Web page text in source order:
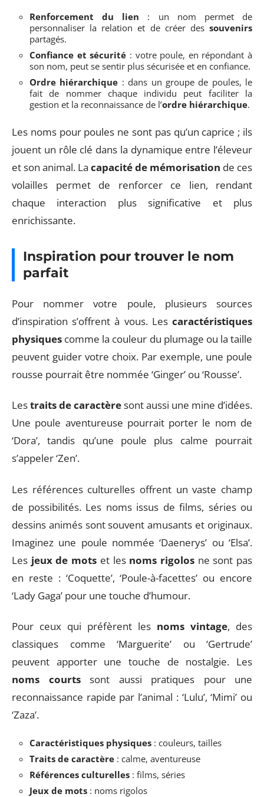
Renforcement du lien : un nom permet de
personnaliser la relation et de créer des souvenirs
partagés.
Confiance et sécurité : votre poule, en répondant à
son nom, peut se sentir plus sécurisée et en confiance.
Ordre hiérarchique : dans un groupe de poules, le
fait de nommer chaque individu peut faciliter la
gestion et la reconnaissance de l’ordre hiérarchique.
Les noms pour poules ne sont pas qu’un caprice ; ils
jouent un rôle clé dans la dynamique entre l’éleveur
et son animal. La capacité de mémorisation de ces
volailles permet de renforcer ce lien, rendant
chaque interaction plus significative et plus
enrichissante.
Inspiration pour trouver le nom
parfait
Pour nommer votre poule, plusieurs sources
d’inspiration s’offrent à vous. Les caractéristiques
physiques comme la couleur du plumage ou la taille
peuvent guider votre choix. Par exemple, une poule
rousse pourrait être nommée ‘Ginger’ ou ‘Rousse’.
Lestraits de caractèresont aussi une mine d’idées.
Une poule aventureuse pourrait porter le nom de
‘Dora’, tandis qu’une poule plus calme pourrait
s’appeler ‘Zen’.
Les références culturelles offrent un vaste champ
de possibilités. Les noms issus de films, séries ou
dessins animés sont souvent amusants et originaux.
Imaginez une poule nommée ‘Daenerys’ ou ‘Elsa’.
Les jeux de mots et les noms rigolosne sont pas
en reste : ‘Coquette’, ‘Poule-à-facettes’ ou encore
‘Lady Gaga’ pour une touche d’humour.
Pour ceux qui préfèrent les noms vintage, des
classiques comme ‘Marguerite’ ou ‘Gertrude’
peuvent apporter une touche de nostalgie. Les
noms courtssont aussi pratiques pour une
reconnaissance rapide par l’animal : ‘Lulu’, ‘Mimi’ ou
‘Zaza’.
Caractéristiques physiques : couleurs, tailles
Traits de caractère : calme, aventureuse
Références culturelles : films, séries
Jeux de mots : noms rigolos